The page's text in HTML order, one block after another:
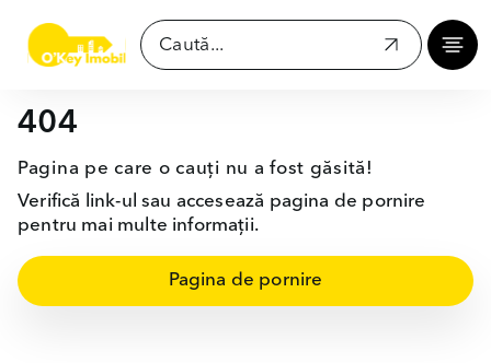
404
Pagina pe care o cauți nu a fost găsită!
Verifică link-ul sau accesează pagina de pornire
pentru mai multe informații.
Pagina de pornire